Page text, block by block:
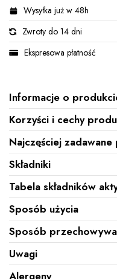
Wysyłka już w 48h
Zwroty do 14 dni
Ekspresowa płatność
Informacje o
Korzyści i cechy
Najczęściej zadawane
Składniki
Tabela składników
Sposób użycia
Sposób
Uwagi
Alergeny